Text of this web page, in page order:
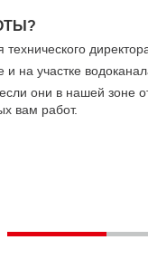
на участке
они в нашей зоне
вам работ.